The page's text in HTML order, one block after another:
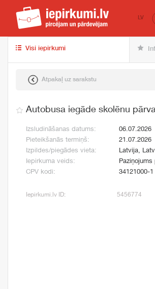
LV
Visi iepirkumi
Atpakaļ uz sarakstu
Autobusa iegāde skolēnu
Izsludināšanas datums:
06.07.2026
Pieteikšanās termiņš:
21.07.2026
Izpildes/piegādes vieta:
Latvija,
Iepirkuma veids:
CPV kodi:
34121000-1
Iepirkumi.lv ID: 5456774